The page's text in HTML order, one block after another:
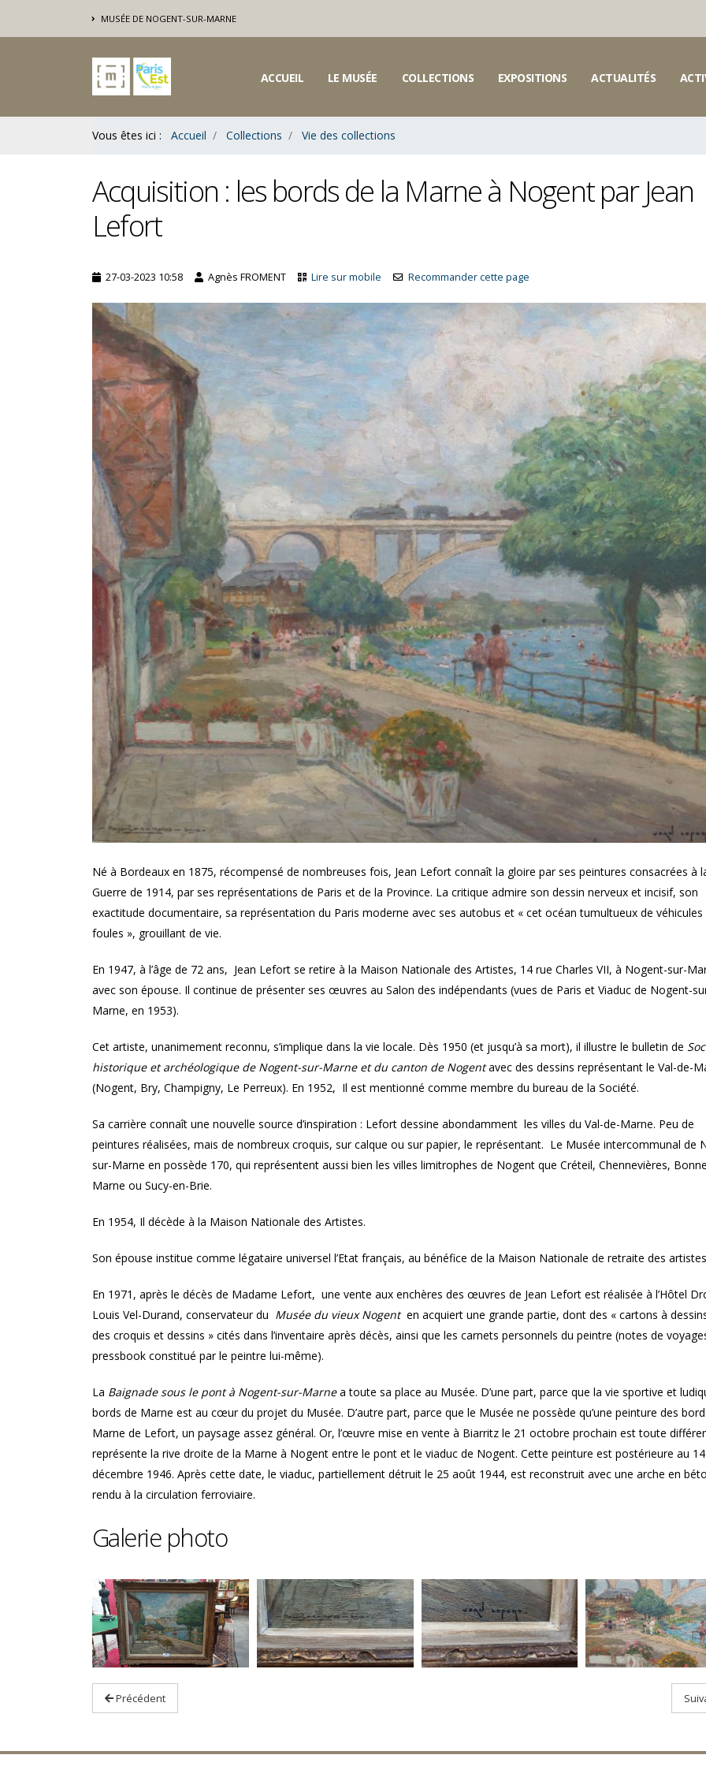
MUSÉE DE NOGENT-SUR-MARNE
ACCUEIL LE MUSÉE COLLECTIONS EXPOSITIONS ACTUALITÉS
Vous êtes ici : Accueil Collections Vie des collections
Acquisition : les bords de la Marne à Nogent par Jean
Lefort
27-03-2023 10:58 Agnès FROMENT Lire sur mobile Recommander cette page
Né à Bordeaux en 1875, récompensé de nombreuses fois, Jean Lefort connaît la gloire par ses peintures consacrées à
Guerre de 1914, par ses représentations de Paris et de la Province. La critique admire son dessin nerveux et incisif, son
exactitude documentaire, sa représentation du Paris moderne avec ses autobus et « cet océan tumultueux de véhicules
foules », grouillant de vie.
En 1947, à l’âge de 72 ans, Jean Lefort se retire à la Maison Nationale des Artistes, 14 rue Charles VII, à Nogent-sur-
avec son épouse. Il continue de présenter ses œuvres au Salon des indépendants (vues de Paris et Viaduc de Nogent-
Marne, en 1953).
Cet artiste, unanimement reconnu, s’implique dans la vie locale. Dès 1950 (et jusqu’à sa mort), il illustre le bulletin de
historique et archéologique de Nogent-sur-Marne et du canton de Nogentavec des dessins représentant le Val-de-
(Nogent, Bry, Champigny, Le Perreux). En 1952, Il est mentionné comme membre du bureau de la Société.
Sa carrière connaît une nouvelle source d’inspiration : Lefort dessine abondamment les villes du Val-de-Marne. Peu de
peintures réalisées, mais de nombreux croquis, sur calque ou sur papier, le représentant. Le Musée intercommunal de
sur-Marne en possède 170, qui représentent aussi bien les villes limitrophes de Nogent que Créteil, Chennevières,
Marne ou Sucy-en-Brie.
En 1954, Il décède à la Maison Nationale des Artistes.
Son épouse institue comme légataire universel l’Etat français, au bénéfice de la Maison Nationale de retraite des
En 1971, après le décès de Madame Lefort, une vente aux enchères des œuvres de Jean Lefort est réalisée à l’Hôtel
Louis Vel-Durand, conservateur du Musée du vieux Nogenten acquiert une grande partie, dont des « cartons à
des croquis et dessins » cités dans l’inventaire après décès, ainsi que les carnets personnels du peintre (notes de
pressbook constitué par le peintre lui-même).
La Baignade sous le pont à Nogent-sur-Marnea toute sa place au Musée. D’une part, parce que la vie sportive et
bords de Marne est au cœur du projet du Musée. D’autre part, parce que le Musée ne possède qu’une peinture des
Marne de Lefort, un paysage assez général. Or, l’œuvre mise en vente à Biarritz le 21 octobre prochain est toute
représente la rive droite de la Marne à Nogent entre le pont et le viaduc de Nogent. Cette peinture est postérieure au 14
décembre 1946. Après cette date, le viaduc, partiellement détruit le 25 août 1944, est reconstruit avec une arche en
rendu à la circulation ferroviaire.
Galerie photo
Précédent
de souvenirs : jours
en bord de Marne
Visite et dédicace "Les bords de
Marne d'Antan"
Exposition découverte des
collections des musées
intercommunaux
Le musée s'expose au
Vincennes Estival club